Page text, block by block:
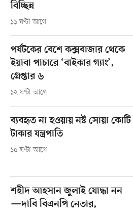
বিচ্ছিন্ন
১১ ঘণ্টা আগে
পর্যটকের বেশে কক্সবাজার থেকে
ইয়াবা পাচারে ‘বাইকার গ্যাং’,
গ্রেপ্তার ৬
১২ ঘণ্টা আগে
ব্যবহৃত না হওয়ায় নষ্ট সোয়া কোটি
টাকার যন্ত্রপাতি
১৫ ঘণ্টা আগে
শহীদ আহসান জুলাই যোদ্ধা নন
—দাবি বিএনপি নেতার,